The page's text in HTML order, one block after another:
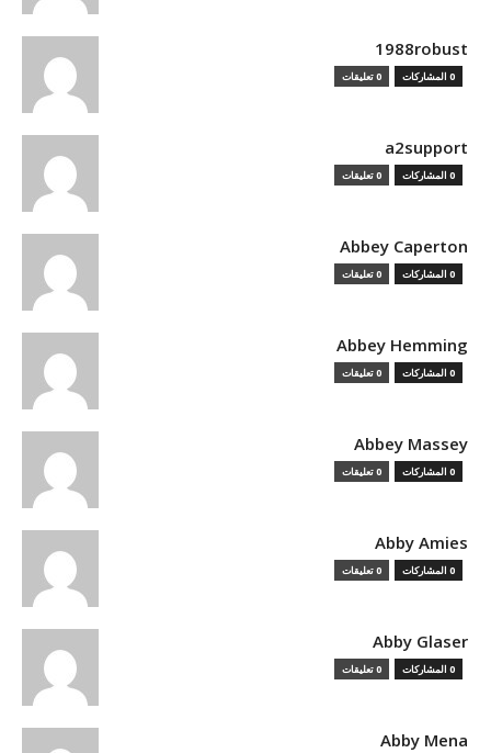
1988robust
0 المشاركات 0 تعليقات
a2support
0 المشاركات 0 تعليقات
Abbey Caperton
0 المشاركات 0 تعليقات
Abbey Hemming
0 المشاركات 0 تعليقات
Abbey Massey
0 المشاركات 0 تعليقات
Abby Amies
0 المشاركات 0 تعليقات
Abby Glaser
0 المشاركات 0 تعليقات
Abby Mena